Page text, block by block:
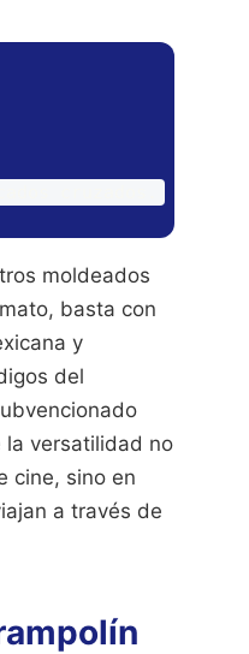
moldeados
basta con
y
del
la versatilidad no
cine, sino en
a través de